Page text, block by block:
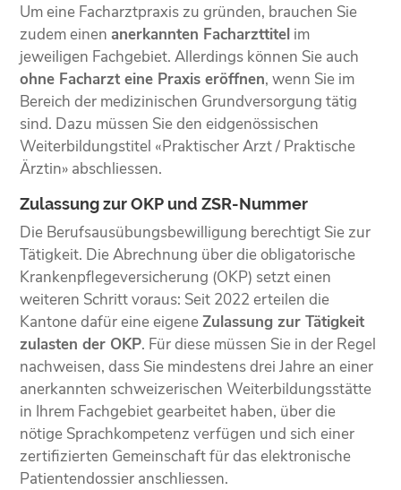
Um eine Facharztpraxis zu gründen, brauchen Sie
zudem einenanerkannten Facharzttitel im
jeweiligen Fachgebiet. Allerdings können Sie auch
ohne Facharzt eine Praxis eröffnen, wenn Sie im
Bereich der medizinischen Grundversorgung tätig
sind. Dazu müssen Sie den eidgenössischen
Weiterbildungstitel «Praktischer Arzt / Praktische
Ärztin» abschliessen.
Zulassung zur OKP und ZSR-Nummer
Die Berufsausübungsbewilligung berechtigt Sie zur
Tätigkeit. Die Abrechnung über die obligatorische
Krankenpflegeversicherung (OKP) setzt einen
weiteren Schritt voraus: Seit 2022 erteilen die
Kantone dafür eine eigeneZulassung zur Tätigkeit
zulasten der OKP. Für diese müssen Sie in der Regel
nachweisen, dass Sie mindestens drei Jahre an einer
anerkannten schweizerischen Weiterbildungsstätte
in Ihrem Fachgebiet gearbeitet haben, über die
nötige Sprachkompetenz verfügen und sich einer
zertifizierten Gemeinschaft für das elektronische
Patientendossier anschliessen.